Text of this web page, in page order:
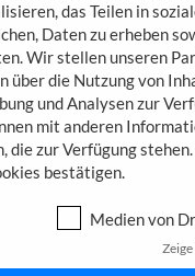
BUSINESS
ALLGEMEIN
das Teilen in
Daten zu erheben
Wir stellen unseren
über die Nutzung von
und Analysen zur
mit anderen
die zur Verfügung
bestätigen.
Medien von